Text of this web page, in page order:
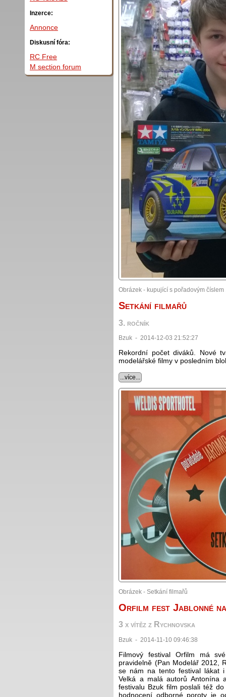
Inzerce:
Annonce
Diskusní fóra:
RC Free
M section forum
Obrázek - kupující s pořadovým číslem
Setkání filmařů
3. ročník
Bzuk - 2014-12-03 21:52:27
Rekordní počet diváků. Nové
modelářské filmy v posledním
...více...
Obrázek - Setkání filmařů
Orfilm fest Jablonné
3 x vítěz z Rychnovska
Bzuk - 2014-11-10 09:46:38
Filmový festival Orfilm má
pravidelně (Pan Modelář 2012,
se nám na tento festival lákat
Velká a malá autorů Antonína
festivalu Bzuk film poslali též
hodnocení odborné poroty je